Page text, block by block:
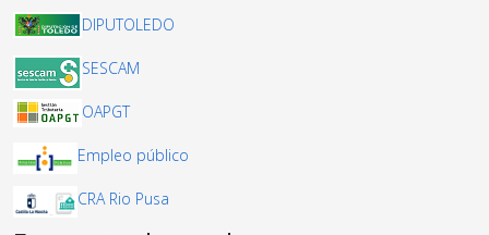
DIPUTOLEDO
SESCAM
OAPGT
Empleo público
CRA Rio Pusa